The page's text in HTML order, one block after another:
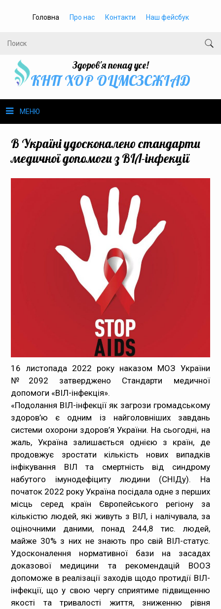
Головна Про нас Контакти Наш фейсбук
Здоров'я понад усе!
КНП ХОР ОЦМСЗСЖIАД
МЕНЮ
Громадське здоров’я
В Україні удосконалено стандарти
медичної допомоги з ВІЛ-інфекції
16 листопада 2022 року наказом МОЗ України
№2092 затверджено Стандарти медичної
допомоги «ВІЛ-інфекція».
«Подолання ВІЛ-інфекції як загрози громадському
здоров’ю є одним із найголовніших завдань
системи охорони здоров’я України. На сьогодні, на
жаль, Україна залишається однією з країн, де
продовжує зростати кількість нових випадків
інфікування ВІЛ та смертність від синдрому
набутого імунодефіциту людини (СНІДу). На
початок 2022 року Україна посідала одне з перших
місць серед країн Європейського регіону за
кількістю людей, які живуть з ВІЛ, і налічувала, за
оціночними даними, понад 244,8 тис. людей,
майже 30% з них не знають про свій ВІЛ-статус.
Удосконалення нормативної бази на засадах
доказової медицини та рекомендацій ВООЗ
допоможе в реалізації заходів щодо протидії ВІЛ-
інфекції, що у свою чергу сприятиме підвищенню
якості та тривалості життя, зниженню рівня